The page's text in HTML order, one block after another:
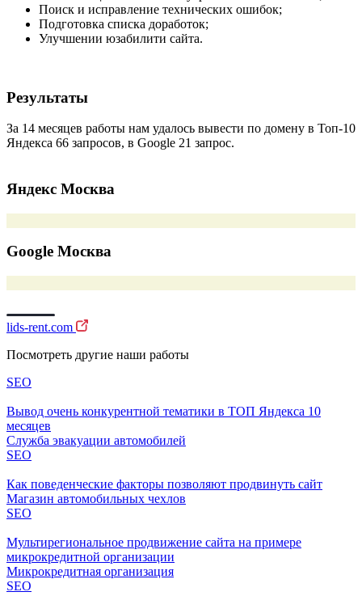
Поиск и исправление технических ошибок;
Подготовка списка доработок;
Улучшении юзабилити сайта.
Результаты
За 14 месяцев работы нам удалось вывести по домену в Топ-10
Яндекса 66 запросов, в Google 21 запрос.
Яндекс Москва
Google Москва
lids-rent.com
Посмотреть другие наши работы
SEO
Вывод очень конкурентной тематики в ТОП Яндекса 10
месяцев
Служба эвакуации автомобилей
SEO
Как поведенческие факторы позволяют продвинуть сайт
Магазин автомобильных чехлов
SEO
Мультирегиональное продвижение сайта на примере
микрокредитной организации
Микрокредитная организация
SEO